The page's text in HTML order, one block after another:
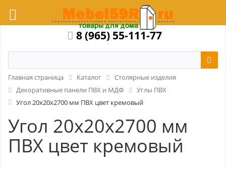
8 (965) 55-111-77
Главная страница Каталог
Столярные изделия
Декоративные панели ПВХ и МДФ
Углы ПВХ
Угол 20x20x2700 мм ПВХ цвет кремовый
Угол 20x20x2700 мм
ПВХ цвет кремовый